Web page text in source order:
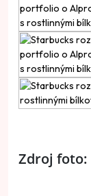
Zdroj foto: